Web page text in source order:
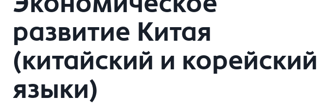
развитие Китая
(китайский и корейский
языки)